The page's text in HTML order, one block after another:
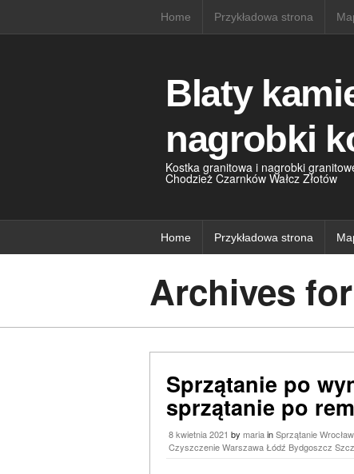
Home Przykładowa strona
Blaty
nagrobki
Kostka granitowa i nagrobki
Chodzież Czarnków Wałcz Złotów
Home Przykładowa strona
Archives
Sprzątanie po
sprzątanie po
8 kwietnia 2021 by mariainSprzątanie
Czyszczenie Warszawa Łódź Bydgoszcz